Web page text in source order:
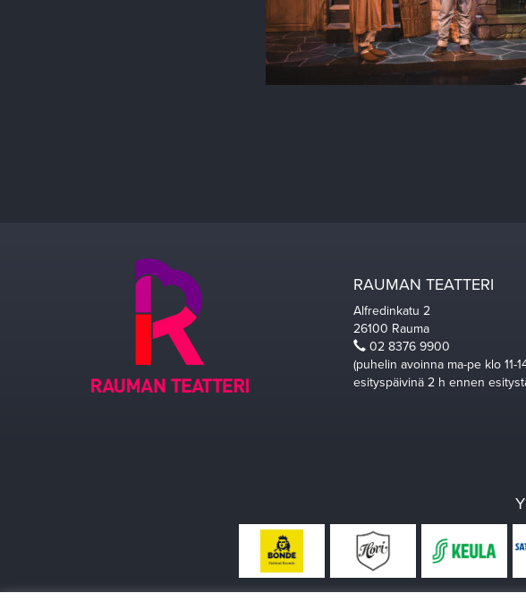
RAUMAN TEATTERI
Alfredinkatu 2
26100 Rauma
02 8376 9900
(puhelin avoinna ma-pe klo 11-
esityspäivinä 2 h ennen